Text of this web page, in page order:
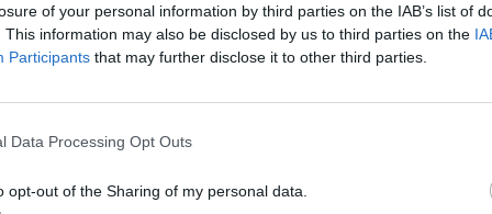
of your personal information by third parties on the IAB’s list of
This information may also be disclosed by us to third parties on the
Participants that may further disclose it to other third parties.
Data Processing Opt Outs
opt-out of the Sharing of my personal data.
Legyen #3554
(két TBSZ számla) az OTP osztalék
is lett fordítva